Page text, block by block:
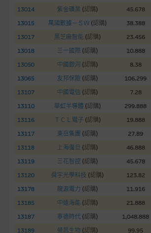
13014
紫金礦業 (認購) 45.678
13015
萬國數據－ＳＷ (認購) 38.388
13017
黑芝麻智能 (認購) 23.456
13018
三一國際 (認購) 10.888
13050
中國銀河 (認購) 8.38
13065
友邦保險 (認購) 106.299
13107
中國電信 (認購) 7.28
13110
華虹半導體 (認購) 299.888
13116
ＴＣＬ電子 (認購) 19.888
13117
東岳集團 (認購) 27.89
13118
上海復旦 (認購) 46.888
13119
三花智控 (認購) 45.678
13120
舜宇光學科技 (認購) 123.82
13178
龍源電力 (認購) 11.916
13185
中遠海能 (認購) 21.888
13187
寧德時代 (認購) 1,048.888
13189
榮昌生物 (認購) 99.95
而，麥格理集團不作陳述，亦不保證網站內容
及合時性負上責任，除非這是有關適用的的法
定。
網站內容不構成要約及徵求要約，或作為任何
買或銷售任何證券、貸款或其他工具。網站內
品的過去業績並不保證或預測將來表現。
在法律最大許可的情況下，麥格理集團及其任
事、高層職員、僱員或代理人不作陳述，亦不
整、合時及準確，對任何因任何形式(包括疏忽)
錯誤、失實、遺漏、或任何人士對網站內容的
或損毀，亦一概不會承擔責任或債務。
本使用條款的所有方面均受香港法例管限。